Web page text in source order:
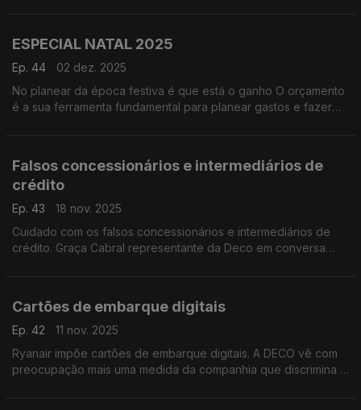
ESPECIAL NATAL 2025
Ep. 44
02 dez. 2025
No planear da época festiva é que está o ganho O orçamento
é a sua ferramenta fundamental para planear gastos e fazer
Falsos concessionários e intermediários de
crédito
Ep. 43
18 nov. 2025
Cuidado com os falsos concessionários e intermediários de
crédito. Graça Cabral representante da Deco em conversa
Cartões de embarque digitais
Ep. 42
11 nov. 2025
Ryanair impõe cartões de embarque digitais. A DECO vê com
preocupação mais uma medida da companhia que discrimina e